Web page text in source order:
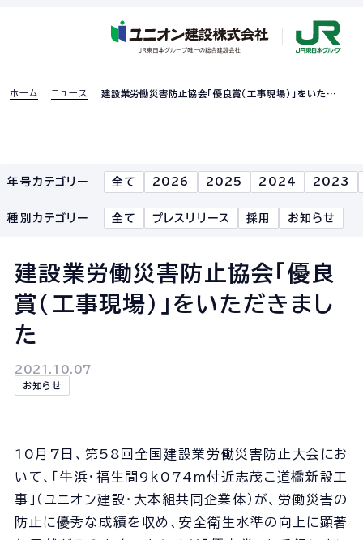
企業情報TOP
企業理念
社長あいさつ
会社概要
組織図
経営情報
事業所一覧
協力会社一覧
ホーム ニュース
建設業労働災害防止協会「優良賞（工事現場）」をいただ
年号カテゴリー 全て 2026 2025 2024 2023
種別カテゴリー 全て プレスリリース 採用 お知らせ
建設業労働災害防止協会「優良
賞（工事現場）」をいただきまし
た
2021.10.07
お知らせ
10月7日、第58回全国建設業労働災害防止大会にお
いて、「牛浜・福生間9k074ｍ付近志茂こ道橋新設工
事」（ユニオン建設・大本組共同企業体）が、労働災害の
防止に優秀な成績を収め、安全衛生水準の向上に顕著